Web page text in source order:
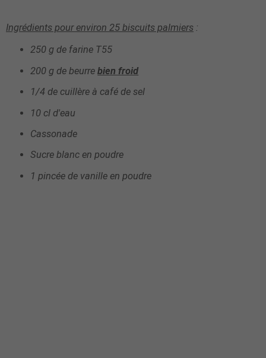
Ingrédients pour environ 25 biscuits palmiers :
250 g de farine T55
200 g de beurrebien froid
1/4 de cuillère à café de sel
10 cl d'eau
Cassonade
Sucre blanc en poudre
1 pincée de vanille en poudre